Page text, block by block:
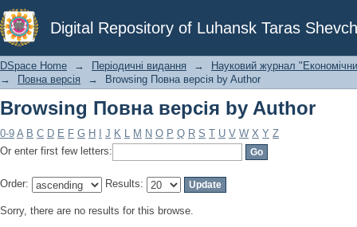
Digital Repository of Luhansk Taras
Browsing Повна версія by Author
DSpace Home → Періодичні видання →
Науковий журнал
→
Повна версія → Browsing Повна версія by Author
Browsing Повна версія by Author
0-9 A B C D E F G H J K L M N O P Q R S T U V W X Y Z
Or enter first few letters:
Order: Results:
Sorry, there are no results for this browse.